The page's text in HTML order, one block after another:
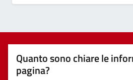
Quanto sono chiare le
pagina?